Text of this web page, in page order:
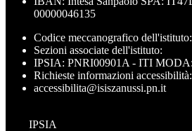
00000046135
Codice meccanografico
Sezioni associate dell'istituto:
IPSIA: PNRI00901A - ITI
Richieste informazioni accessibilità:
accessibilita@isiszanussi.pn.it
IPSIA